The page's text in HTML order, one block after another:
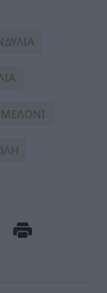
ΜΕΛΟΝΙ